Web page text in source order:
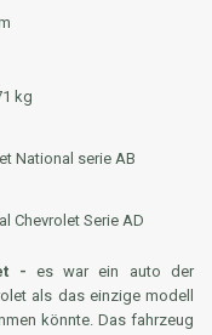
kg
National serie AB
Chevrolet Serie AD
- es war ein auto der
als das einzige modell
könnte. Das fahrzeug